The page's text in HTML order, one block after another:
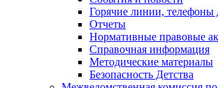
Горячие линии, телефоны
Отчеты
Нормативные правовые
Справочная информация
Методические материалы
Безопасность Детства